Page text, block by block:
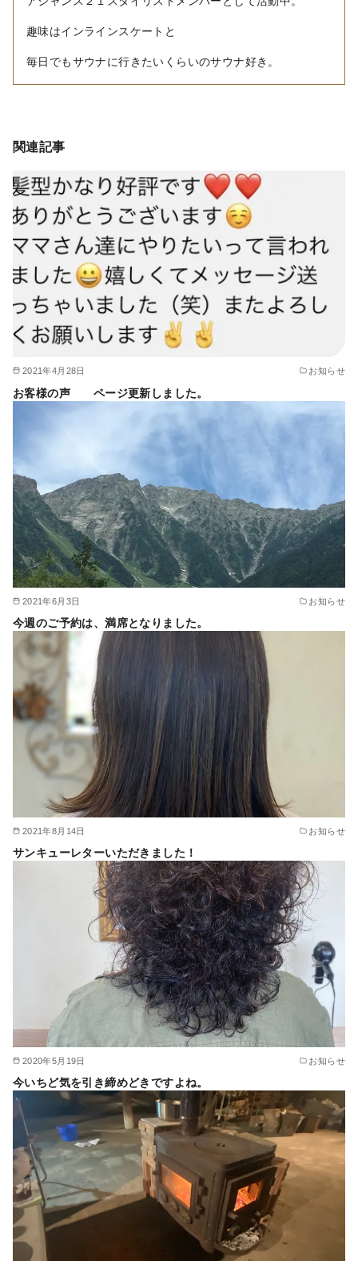
趣味はインラインスケートと
毎日でもサウナに行きたいくらいのサウナ好き。
関連記事
2021年4月28日 お知らせ
お客様の声 ページ更新しました。
2021年6月3日 お知らせ
今週のご予約は、満席となりました。
2021年8月14日 お知らせ
サンキューレターいただきました！
2020年5月19日 お知らせ
今いちど気を引き締めどきですよね。